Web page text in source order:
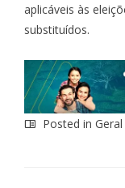
aplicáveis às
substituídos.
Posted in Geral